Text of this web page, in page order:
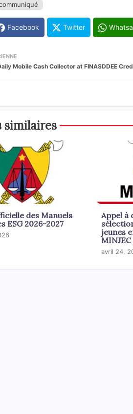
Facebook Twitter
Mobile Cash Collector at FINASDDEE
similaires
des Manuels
ESG 2026-2027
Appel à
jeunes
MINJEC
avril 24,